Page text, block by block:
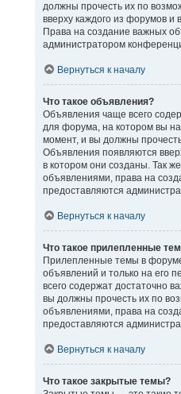
должны прочесть их по
вверху каждого из форумов
Права на создание важных
администратором
Вернуться к началу
Что такое объявления?
Объявления чаще всего
для форума, на котором вы
момент, и вы должны
Объявления появляются
в котором они созданы. Так
объявлениями, права на
предоставляются
Вернуться к началу
Что такое прилепленные
Прилепленные темы в
объявлений и только на его
всего содержат достаточно
вы должны прочесть их по
объявлениями, права на
предоставляются
Вернуться к началу
Что такое закрытые темы?